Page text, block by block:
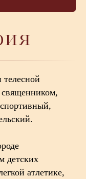
детских
атлетике,